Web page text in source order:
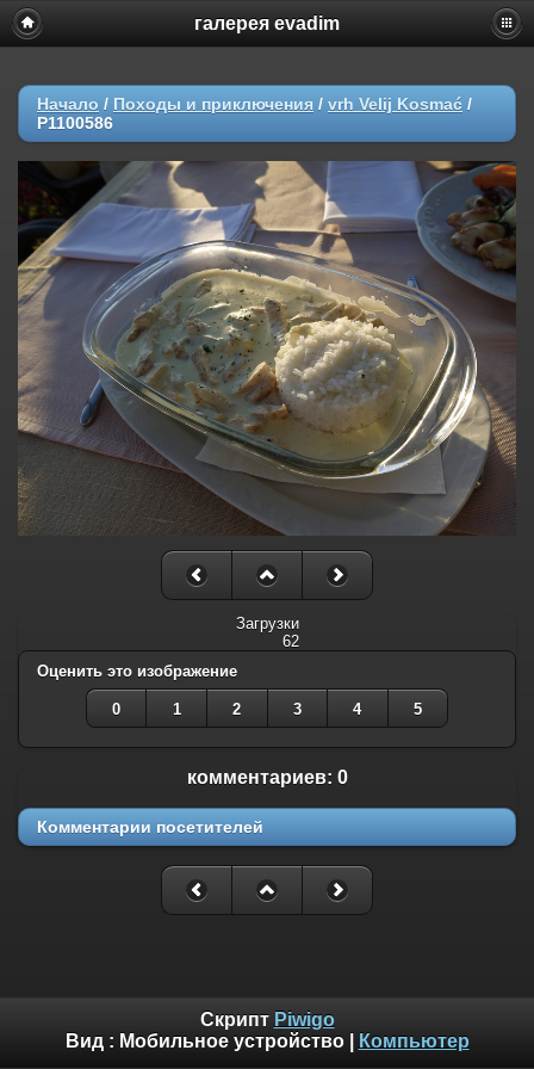
галерея evadim
Начало / Походы и приключения / vrh Velij Kosmać /
P1100586
Загрузки
62
Оценить это изображение
0 1 2 3 4 5
комментариев: 0
Комментарии посетителей
Скрипт Piwigo
Вид : Мобильное устройство| Компьютер